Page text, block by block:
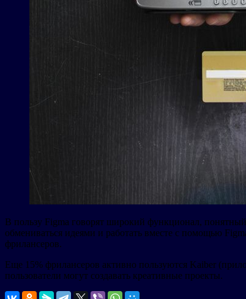
В пользу Figma говорят широкий функционал,
обмениваться идеями и работать вместе с помощью
фрилансеров.
Еще 15% фрилансеров активно пользуются Kaiber
пользователи могут создавать креативные проекты.